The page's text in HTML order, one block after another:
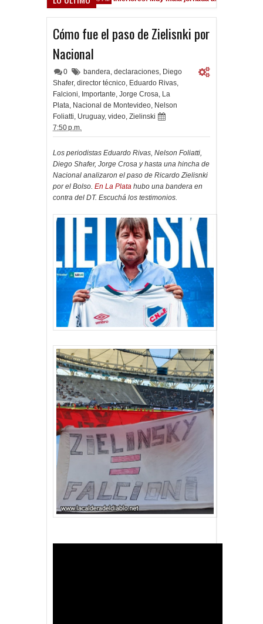
Cómo fue el paso de Zielisnki por
Nacional
0 bandera, declaraciones, Diego
Shafer, director técnico, Eduardo Rivas,
Falcioni, Importante, Jorge Crosa, La
Plata, Nacional de Montevideo, Nelson
Foliatti, Uruguay, video, Zielinski
7:50 p.m.
Los periodistas Eduardo Rivas, Nelson Foliatti,
Diego Shafer, Jorge Crosa y hasta una hincha de
Nacional analizaron el paso de Ricardo Zielisnki
por el Bolso. En La Plata hubo una bandera en
contra del DT. Escuchá los testimonios.